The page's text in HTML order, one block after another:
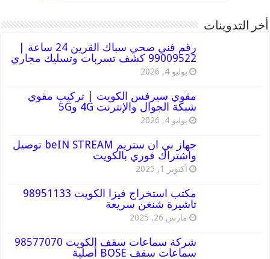
أخر التدوينات
رقم فني صحي سباك القرين 24 ساعة |
99009522 كشف تسربات وتسليك مجاري
يوليو 4, 2026
مقوي سيرفس الكويت | تركيب مقوي
شبكة الجوال والإنترنت 4G و5G
يوليو 4, 2026
جهاز بي ان ستريم beIN STREAM توصيل
واشتراك فوري بالكويت
أكتوبر 1, 2025
مكتب استخراج فيزا الكويت 98951133
تاشيرة شنغن سريعة
مارس 26, 2025
شركة سماعات سقف الكويت 98577070
سماعات سقف BOSE أصلية